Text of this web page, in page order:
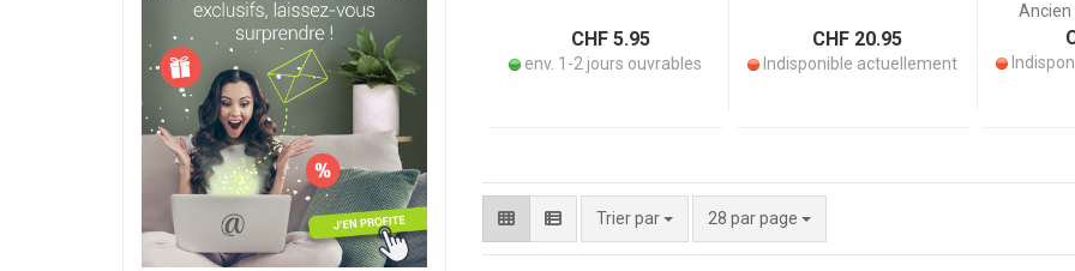
CHF 5.95
env. 1-2 jours ouvrables
CHF 20.95
Indisponible actuellement
Ancien
Trier par 28 par page